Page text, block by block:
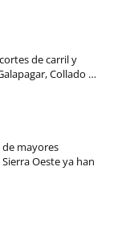
de carril y
Collado …
de mayores
Oeste ya han